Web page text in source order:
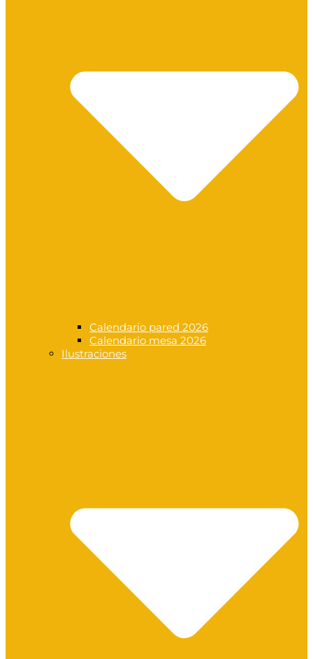
Calendario pared 2026
Calendario mesa 2026
Ilustraciones